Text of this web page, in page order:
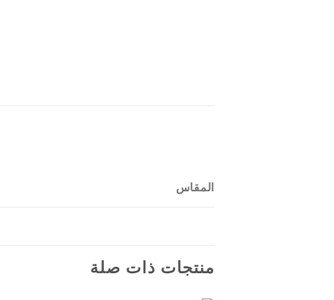
المقاس
منتجات ذات صلة